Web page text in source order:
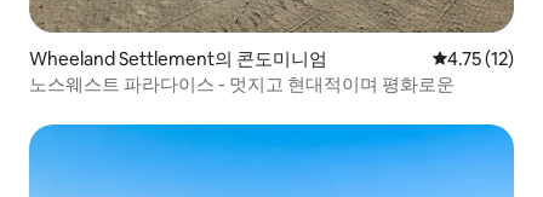
Wheeland Settlement의 콘도미니엄 평점 4.75점
4.75 (12)
노스웨스트 파라다이스 - 멋지고 현대적이며 평화로운